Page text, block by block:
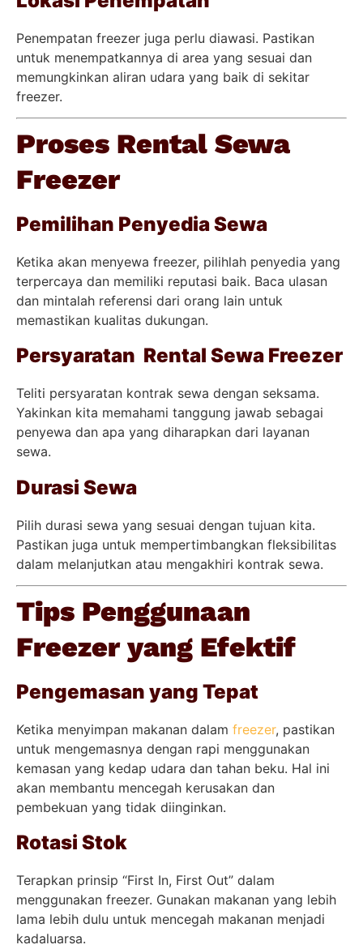
Penempatan freezer juga perlu diawasi. Pastikan
untuk menempatkannya di area yang sesuai dan
memungkinkan aliran udara yang baik di sekitar
freezer.
Proses Rental Sewa
Freezer
Pemilihan Penyedia Sewa
Ketika akan menyewa freezer, pilihlah penyedia yang
terpercaya dan memiliki reputasi baik. Baca ulasan
dan mintalah referensi dari orang lain untuk
memastikan kualitas dukungan.
Persyaratan Rental Sewa Freezer
Teliti persyaratan kontrak sewa dengan seksama.
Yakinkan kita memahami tanggung jawab sebagai
penyewa dan apa yang diharapkan dari layanan
sewa.
Durasi Sewa
Pilih durasi sewa yang sesuai dengan tujuan kita.
Pastikan juga untuk mempertimbangkan fleksibilitas
dalam melanjutkan atau mengakhiri kontrak sewa.
Tips Penggunaan
Freezer yang Efektif
Pengemasan yang Tepat
Ketika menyimpan makanan dalam freezer, pastikan
untuk mengemasnya dengan rapi menggunakan
kemasan yang kedap udara dan tahan beku. Hal ini
akan membantu mencegah kerusakan dan
pembekuan yang tidak diinginkan.
Rotasi Stok
Terapkan prinsip “First In, First Out” dalam
menggunakan freezer. Gunakan makanan yang lebih
lama lebih dulu untuk mencegah makanan menjadi
kadaluarsa.